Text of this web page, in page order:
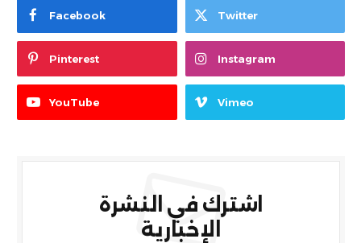
Facebook Twitter
Pinterest Instagram
YouTube Vimeo
اشترك في النشرة
الإخبارية